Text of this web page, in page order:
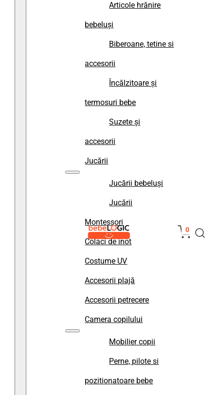
Articole hrănire
bebeluși
Biberoane, tetine si
accesorii
Încălzitoare și
termosuri bebe
Suzete și
accesorii
Jucării
Jucării bebeluși
Jucării
Montessori
Colaci de înot
Costume UV
Accesorii plajă
Accesorii petrecere
Camera copilului
Mobilier copii
Perne, pilote si
pozitionatoare bebe
0